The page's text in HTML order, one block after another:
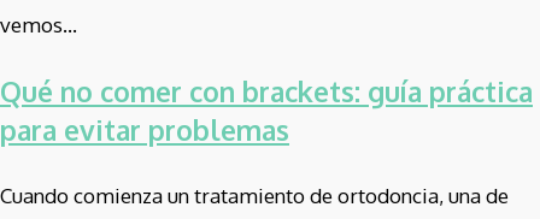
vemos...
Qué no comer con brackets: guía práctica
para evitar problemas
Cuando comienza un tratamiento de ortodoncia, una de